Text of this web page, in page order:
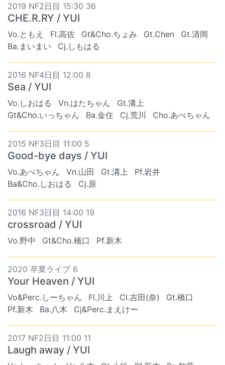
2019 NF2日目 15:30 36
CHE.R.RY / YUI
Vo.ともえ Fl.高佐 Gt&Cho.ちょみ Gt.Chen
Gt.清岡
Ba.まいまい
Cj.しもはる
2016 NF4日目 12:00 8
Sea / YUI
Vo.しおはる Vn.はたちゃん
Gt.溝上
Gt&Cho.いっちゃん
Ba.金住 Cj.荒川 Cho.あべちゃん
2015 NF3日目 11:00 5
Good-bye days / YUI
Vo.あべちゃん Vn.山田 Gt.溝上
Pf.岩井
Ba&Cho.しおはる
Cj.原
2016 NF3日目 14:00 19
crossroad / YUI
Vo.野中 Gt&Cho.橋口 Pf.新木
2020 卒業ライブ 6
Your Heaven / YUI
Vo&Perc.しーちゃん Fl.川上 Cl.吉田(奈)
Gt.橋口
Pf.新木
Ba.八木 Cj&Perc.まえけー
2017 NF2日目 11:00 11
Laugh away / YUI